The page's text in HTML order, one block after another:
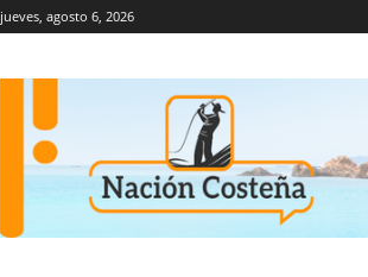
jueves, agosto 6, 2026